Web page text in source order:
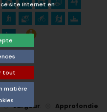
ce site Internet en
tout
matière
Largeur: Approfondie: